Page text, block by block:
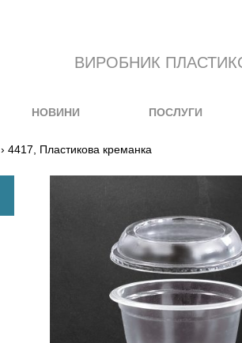
ВИРОБНИК
НОВИНИ ПОСЛУГИ
› 4417, Пластикова креманка